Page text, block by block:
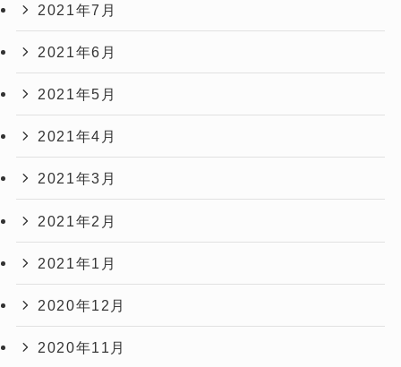
2021年7月
2021年6月
2021年5月
2021年4月
2021年3月
2021年2月
2021年1月
2020年12月
2020年11月